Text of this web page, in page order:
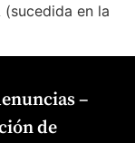
en la
–
de